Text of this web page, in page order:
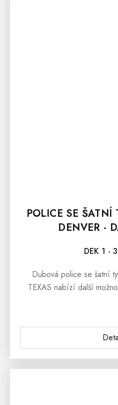
POLICE SE ŠATNÍ
DENVER -
DEK 1 -
Dubová police se šatní
TEXAS nabízí další
VEGAS - TEXAS